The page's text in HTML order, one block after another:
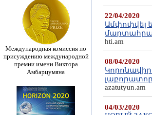
Международная комиссия по
присуждению международной
премии имени Виктора
Амбарцумяна
22/04/2020
Ամփոփվել
hti.am
08/04/2020
azatutyun.am
04/03/2020